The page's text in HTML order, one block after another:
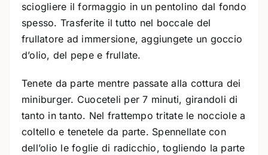
sciogliere il formaggio in un pentolino dal fondo
spesso. Trasferite il tutto nel boccale del
frullatore ad immersione, aggiungete un goccio
d’olio, del pepe e frullate.
Tenete da parte mentre passate alla cottura dei
miniburger. Cuoceteli per 7 minuti, girandoli di
tanto in tanto. Nel frattempo tritate le nocciole a
coltello e tenetele da parte. Spennellate con
dell’olio le foglie di radicchio, togliendo la parte